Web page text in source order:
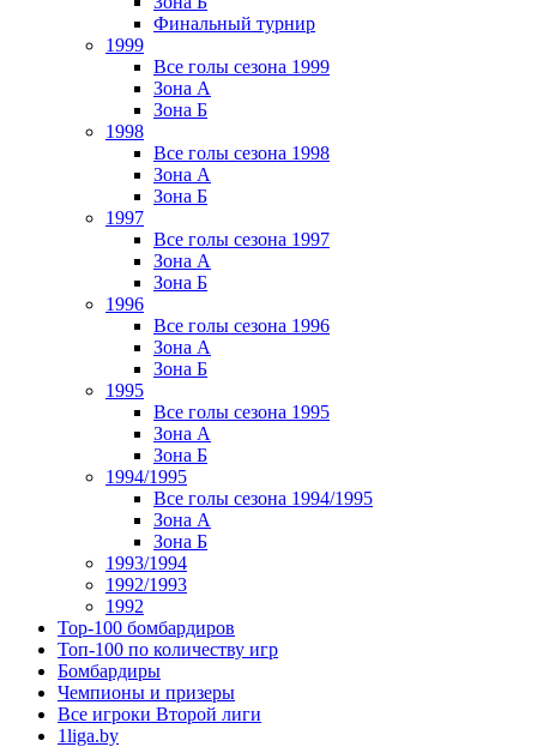
Финальный турнир
1999
Все голы сезона 1999
Зона А
Зона Б
1998
Все голы сезона 1998
Зона А
Зона Б
1997
Все голы сезона 1997
Зона А
Зона Б
1996
Все голы сезона 1996
Зона А
Зона Б
1995
Все голы сезона 1995
Зона А
Зона Б
1994/1995
Все голы сезона 1994/1995
Зона А
Зона Б
1993/1994
1992/1993
1992
Top-100 бомбардиров
Топ-100 по количеству игр
Бомбардиры
Чемпионы и призеры
Все игроки Второй лиги
1liga.by